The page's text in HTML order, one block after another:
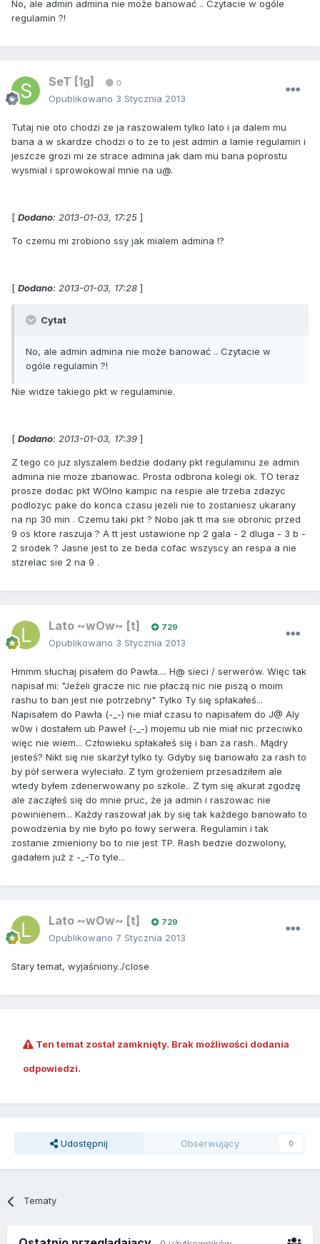
No, ale admin admina nie może banować .. Czytacie w ogóle
regulamin ?!
SeT [1g] 0
Opublikowano 3 Stycznia 2013
Tutaj nie oto chodzi ze ja raszowalem tylko lato i ja dalem mu
bana a w skardze chodzi o to ze to jest admin a lamie regulamin i
jeszcze grozi mi ze strace admina jak dam mu bana poprostu
wysmial i sprowokowal mnie na u@.
[ Dodano: 2013-01-03, 17:25 ]
To czemu mi zrobiono ssy jak mialem admina !?
[ Dodano: 2013-01-03, 17:28 ]
Cytat
No, ale admin admina nie może banować .. Czytacie w
ogóle regulamin ?!
Nie widze takiego pkt w regulaminie.
[ Dodano: 2013-01-03, 17:39 ]
Z tego co juz slyszalem bedzie dodany pkt regulaminu ze admin
admina nie moze zbanowac. Prosta odbrona kolegi ok. TO teraz
prosze dodac pkt WOlno kampic na respie ale trzeba zdazyc
podlozyc pake do konca czasu jezeli nie to zostaniesz ukarany
na np 30 min . Czemu taki pkt ? Nobo jak tt ma sie obronic przed
9 os ktore raszuja ? A tt jest ustawione np 2 gala - 2 dluga - 3 b -
2 srodek ? Jasne jest to ze beda cofac wszyscy an respa a nie
stzrelac sie 2 na 9 .
Lato ~wOw~ [t] 729
Opublikowano 3 Stycznia 2013
Hmmm słuchaj pisałem do Pawła.... H@ sieci / serwerów. Więc tak
napisał mi: "Jeżeli gracze nic nie płaczą nic nie piszą o moim
rashu to ban jest nie potrzebny" Tylko Ty się spłakałeś...
Napisałem do Pawła (-_-) nie miał czasu to napisałem do J@ Aly
w0w i dostałem ub Paweł (-_-) mojemu ub nie miał nic przeciwko
więc nie wiem... Człowieku spłakałeś się i ban za rash.. Mądry
jesteś? Nikt się nie skarżył tylko ty. Gdyby się banowało za rash to
by pół serwera wyleciało. Z tym grożeniem przesadziłem ale
wtedy byłem zdenerwowany po szkole.. Z tym się akurat zgodzę
ale zacząłeś się do mnie pruc, że ja admin i raszowac nie
powinienem... Każdy raszował jak by się tak każdego banowało to
powodzenia by nie było po łowy serwera. Regulamin i tak
zostanie zmieniony bo to nie jest TP. Rash bedzie dozwolony,
gadałem już z -_-To tyle...
Lato ~wOw~ [t] 729
Opublikowano 7 Stycznia 2013
Stary temat, wyjaśniony../close
Ten temat został zamknięty. Brak możliwości dodania
odpowiedzi.
Udostępnij Obserwujący 0
Tematy